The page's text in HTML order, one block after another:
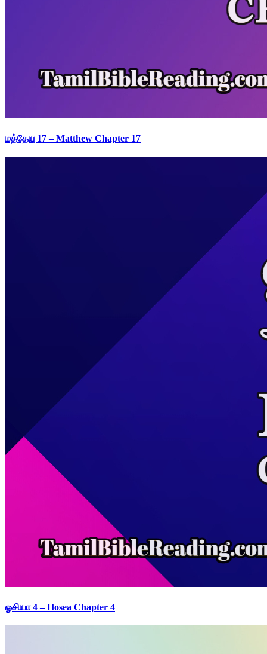
மத்தேயு 17 – Matthew Chapter 17
ஓசியா 4 – Hosea Chapter 4